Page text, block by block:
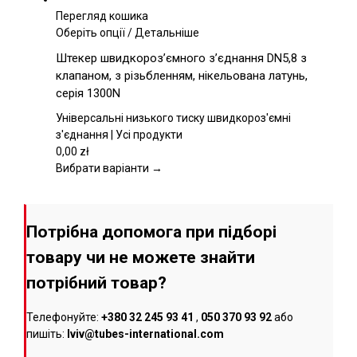
товару
Перегляд кошика
Оберіть опціїЦей
має
кілька
Параметри
можна
на
/Детальніше
Штекер швидкороз’ємного з’єднання DN5,8 з
клапаном, з різьбленням, нікельована латунь,
серія 1300N
Універсальні низького тиску швидкороз'ємні
з'єднання | Усі продукти
0,00 zł
Вибрати варіанти →
Потрібна допомога при підборі
товару чи не можете знайти
потрібний товар?
Телефонуйте: +380 32 245 93 41 , 050 370 93 92або
пишіть: lviv@tubes-international.com